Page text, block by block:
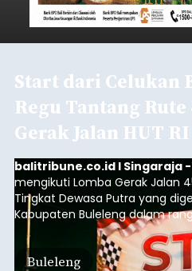
Start dari Celukan
Regu Tantang Rute
Gerak Jalan HUT
balitribune.co.id I Singaraja -
mengikuti Lomba Gerak Jalan
Tingkat Dewasa Putra yang
Kabupaten Buleleng dalam
HUT ke-81 Kemerdekaan
Lomba resmi dimulai dari
Desa Celukan Bawang, Sabtu
Buleleng